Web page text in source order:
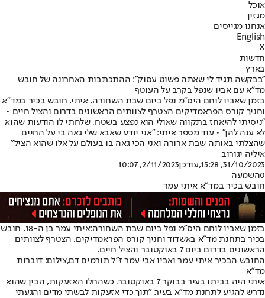
אוכל
מגזין
אנחנו מגייסים
English
X
חדשות
בארץ
"בבקשה תגיד לי שאתה פשוט עסוק": ההתכתבות האחרונה של חובש
מד"א עם אביו שנפל בקרב על העוטף
בזמן שאביו לוחם היס"מ נפל ביום שבת השחורה, איתי, חובש בכיר במד"א
וחניך קורס הפראמדיקים הצטרף לצוותים הראשונים בדרום והציל חיים •
"ניסיתי להיאחז בתקווה שאולי הוא נפצע בשטח, שלחתי לו הודעות שהוא
לא ענה להן" • עוד מספר איתי: "אני יודע שאבא שלי גאה בי על החיים
שהצלתי באותה שבת ארורה ואני הכי גאה בו בעולם על אלו שהוא הציל"
איליה יגורוב
31/10/2023, 15:28
,עודכן2/11/2023, 10:07
0השמעה
חובש בכיר במד"א איתי עמר
בזמן שאביו לוחם היס"מ נפל ביום שבת השחורה:
איתי עמר בן ה-18, חובש
בכיר בתחנת מד"א באשדוד וחניך קורס הפראמדיקים, הצטרף לצוותים
הראשונים בדרום ביום 7 באוקטובר והציל חיים.
החובש הבכיר איתי עמר ואביו אבי עמר ז"ל תורמים דם,צילום: דוברות
מד"א
איתי היה בביתו בעיר בבוקר 7 באוקטובר. כשהחלו האזעקות, הבין שהוא
נדרש להגיע לתחנת מד"א בעיר. "תוך כדי אזעקות לבשתי מדים והגעתי